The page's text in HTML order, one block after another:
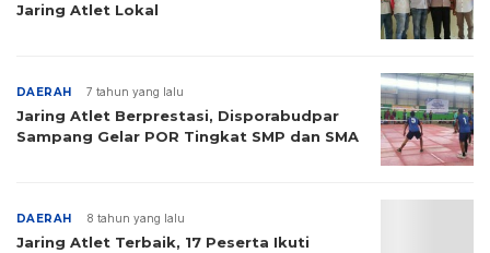
Jaring Atlet Lokal
DAERAH 7 tahun yang lalu
Jaring Atlet Berprestasi, Disporabudpar
Sampang Gelar POR Tingkat SMP dan SMA
DAERAH 8 tahun yang lalu
Jaring Atlet Terbaik, 17 Peserta Ikuti